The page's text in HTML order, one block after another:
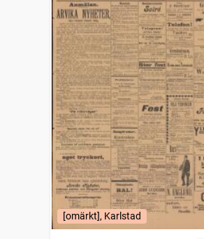
[omärkt], Karlstad